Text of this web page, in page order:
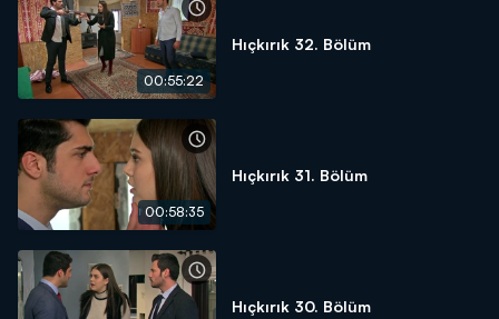
00:55:22
Hıçkırık 32. Bölüm
00:58:35
Hıçkırık 31. Bölüm
Hıçkırık 30. Bölüm